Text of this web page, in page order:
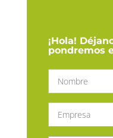
¡Hola!
pondremos